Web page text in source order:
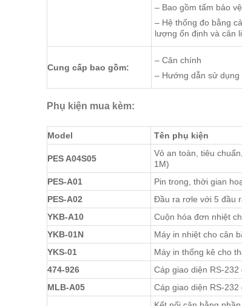
– Bao gồm tấm bảo
– Hệ thống đo bằng
lượng ổn định và cân
Cung cấp bao gồm:
– Cân chính
– Hướng dẫn sử dụng
Phụ kiện mua kèm:
Model Tên phụ kiện
PES A04S05
Vỏ an toàn, tiêu
1M)
PES-A01
Pin trong, thời gian
PES-A02
Đầu ra rơle với 5 đầu
YKB-A10
Cuộn hóa đơn nhiệt
YKB-01N
Máy in nhiệt cho cân
YKS-01
Máy in thống kê cho
474-926
Cáp giao diện RS-
MLB-A05
Cáp giao diện RS-